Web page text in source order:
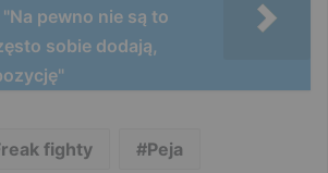
pewno nie są to
sobie dodają,
fighty Peja